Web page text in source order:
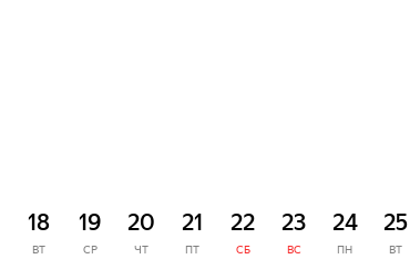
18
ВТ
19
СР
20
ЧТ
21
ПТ
22
СБ
23
ВС
24
ПН
25
ВТ